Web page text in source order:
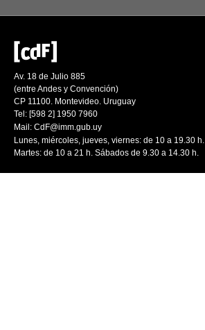
Av. 18 de Julio 885
(entre Andes y Convención)
CP 11100. Montevideo. Uruguay
Tel: [598 2] 1950 7960
Mail: CdF@imm.gub.uy
Lunes, miércoles, jueves, viernes: de 10 a 19.30 h.
Martes: de 10 a 21 h. Sábados de 9.30 a 14.30 h.